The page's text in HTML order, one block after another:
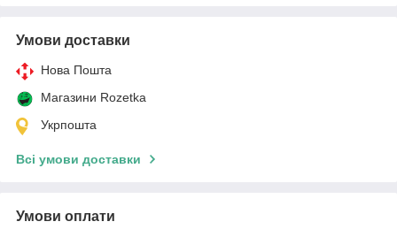
Умови доставки
Нова Пошта
Магазини Rozetka
Укрпошта
Всі умови доставки
Умови оплати